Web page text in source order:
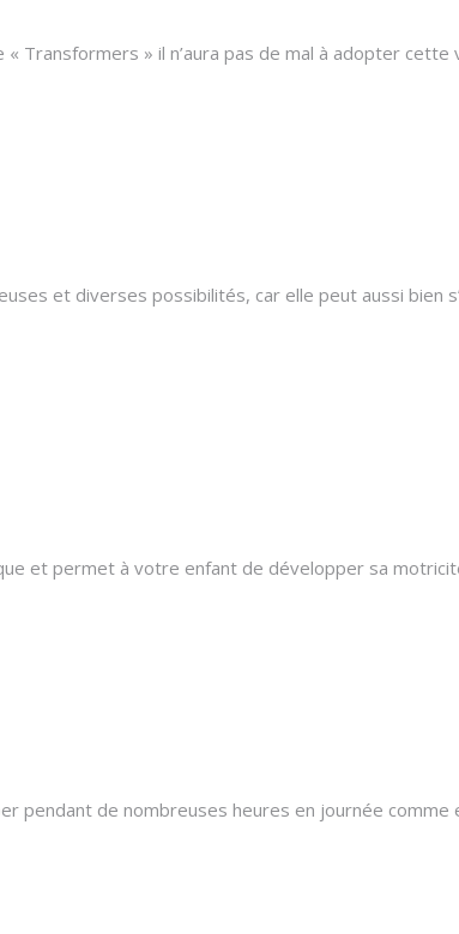
Transformers » il n’aura pas de mal à adopter cette
et diverses possibilités, car elle peut aussi bien
et permet à votre enfant de développer sa
pendant de nombreuses heures en journée comme